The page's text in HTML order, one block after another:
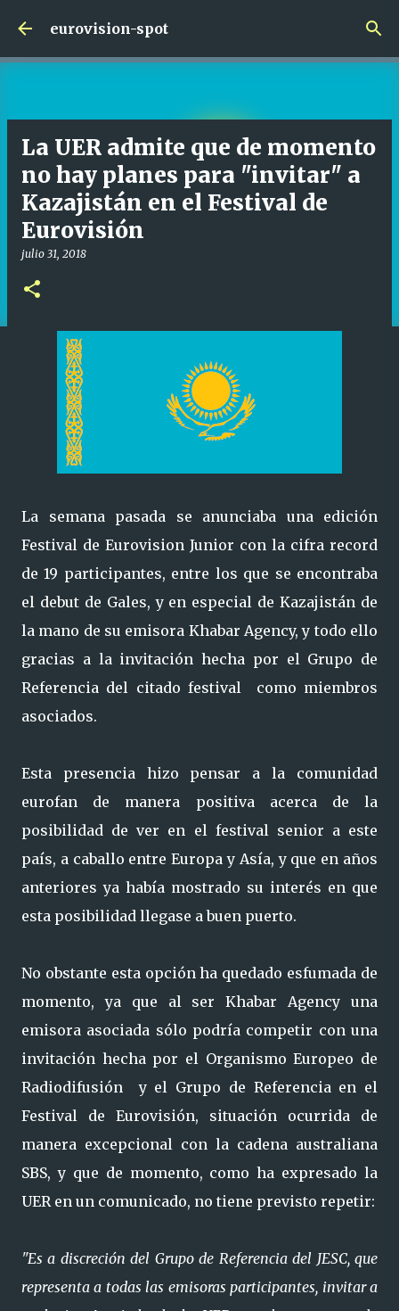
Ir al contenido principal
eurovision-spot
La UER admite que de momento
no hay planes para "invitar" a
Kazajistán en el Festival de
Eurovisión
julio 31, 2018
La semana pasada se anunciaba una edición
Festival de Eurovision Junior con la cifra record
de 19 participantes, entre los que se encontraba
el debut de Gales, y en especial de Kazajistán de
la mano de su emisora Khabar Agency, y todo ello
gracias a la invitación hecha por el Grupo de
Referencia del citado festival como miembros
asociados.
Esta presencia hizo pensar a la comunidad
eurofan de manera positiva acerca de la
posibilidad de ver en el festival senior a este
país, a caballo entre Europa y Asía, y que en años
anteriores ya había mostrado su interés en que
esta posibilidad llegase a buen puerto.
No obstante esta opción ha quedado esfumada de
momento, ya que al ser Khabar Agency una
emisora asociada sólo podría competir con una
invitación hecha por el Organismo Europeo de
Radiodifusión y el Grupo de Referencia en el
Festival de Eurovisión, situación ocurrida de
manera excepcional con la cadena australiana
SBS, y que de momento, como ha expresado la
UER en un comunicado, no tiene previsto repetir:
"Es a discreción del Grupo de Referencia del JESC, que
representa a todas las emisoras participantes, invitar a